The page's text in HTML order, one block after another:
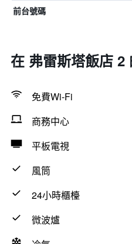
前台號碼
在 弗雷斯塔飯店 2
免費Wi-Fi
商務中心
平板電視
風筒
24小時櫃檯
微波爐